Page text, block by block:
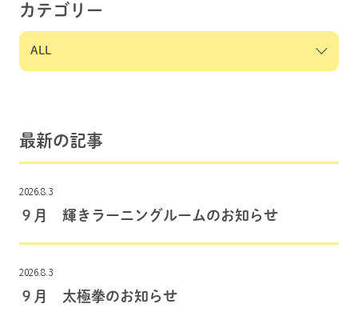
カテゴリー
最新の記事
2026.8.3
９月 輝きラーニングルームのお知らせ
2026.8.3
９月 太極拳のお知らせ